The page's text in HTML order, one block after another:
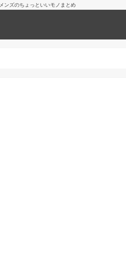
メンズのちょっといいモノまとめ